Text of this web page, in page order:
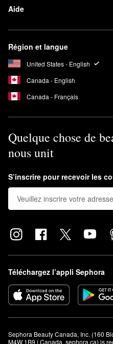
Aide
Région et langue
United States - English
Canada - English
Canada - Français
Quelque chose de
nous unit
S’inscrire pour recevoir les
Téléchargez l’appli Sephora
Sephora Beauty Canada, Inc. (160
M4W 1B9 | Canada, sephora.ca) is